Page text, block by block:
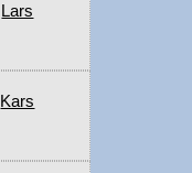
Lars
Kars